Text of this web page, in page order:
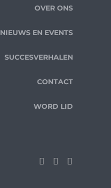
OVER ONS
NIEUWS EN EVENTS
SUCCESVERHALEN
CONTACT
WORD LID